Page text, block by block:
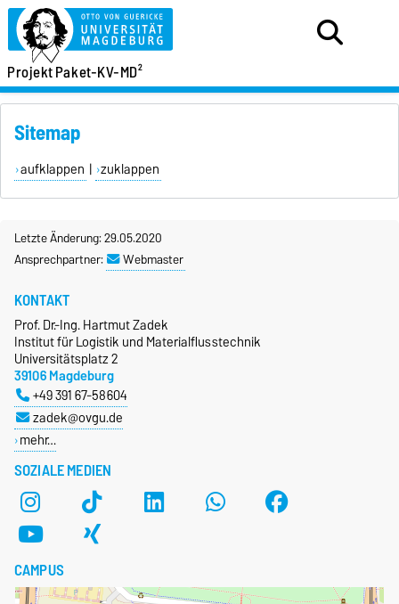
ProjektPaket-KV-MD²
Sitemap
aufklappen | zuklappen
Letzte Änderung: 29.05.2020
Ansprechpartner:
Webmaster
SOZIALE MEDIEN
KONTAKT
Prof. Dr.-Ing. Hartmut Zadek
Institut für Logistik und Materialflusstechnik
Universitätsplatz 2
39106 Magdeburg
+49 391 67-58604
zadek@ovgu.de
mehr…
CAMPUS